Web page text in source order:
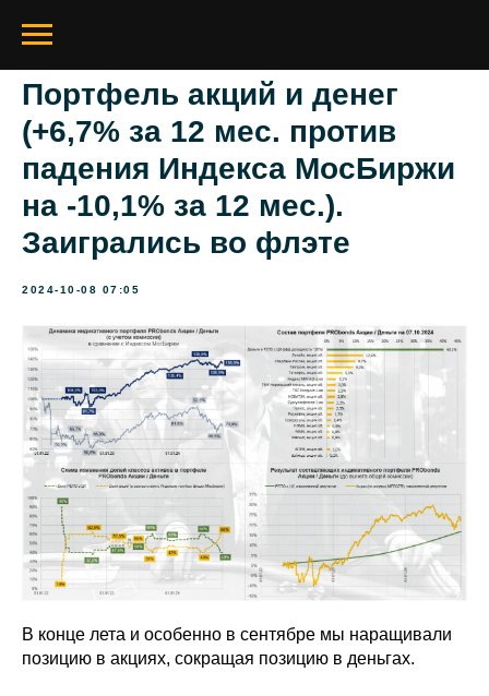
Портфель акций и денег
(+6,7% за 12 мес. против
падения Индекса МосБиржи
на -10,1% за 12 мес.).
Заигрались во флэте
2024-10-08 07:05
В конце лета и особенно в сентябре мы наращивали
позицию в акциях, сокращая позицию в деньгах.